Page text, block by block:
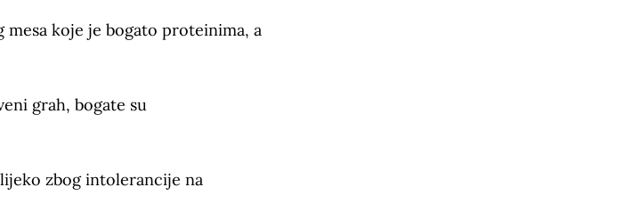
mesa koje je bogato proteinima, a
grah, bogate su
zbog intolerancije na